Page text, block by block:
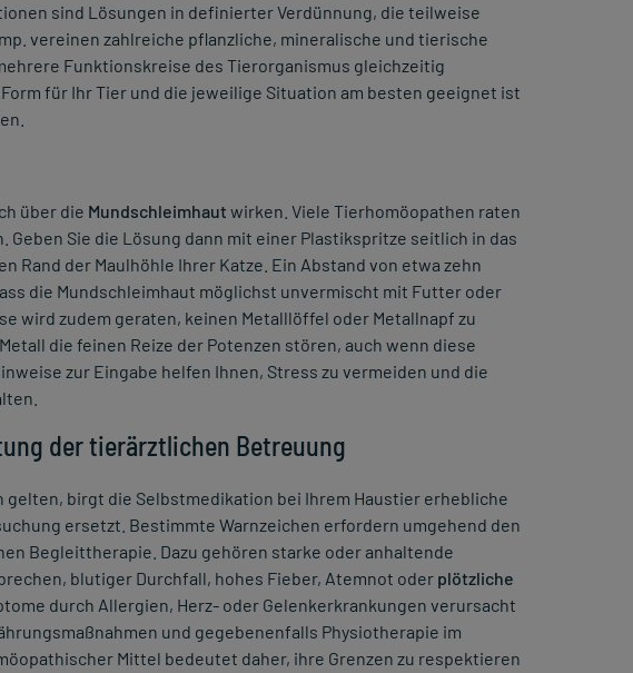
sind Lösungen in definierter Verdünnung, die teilweise
vereinen zahlreiche pflanzliche, mineralische und tierische
Funktionskreise des Tierorganismus gleichzeitig
für Ihr Tier und die jeweilige Situation am besten geeignet ist
über die Mundschleimhaut wirken. Viele Tierhomöopathen raten
Sie die Lösung dann mit einer Plastikspritze seitlich in das
Rand der Maulhöhle Ihrer Katze. Ein Abstand von etwa zehn
die Mundschleimhaut möglichst unvermischt mit Futter oder
wird zudem geraten, keinen Metalllöffel oder Metallnapf zu
die feinen Reize der Potenzen stören, auch wenn diese
zur Eingabe helfen Ihnen, Stress zu vermeiden und die
der tierärztlichen Betreuung
birgt die Selbstmedikation bei Ihrem Haustier erhebliche
ersetzt. Bestimmte Warnzeichen erfordern umgehend den
Begleittherapie. Dazu gehören starke oder anhaltende
blutiger Durchfall, hohes Fieber, Atemnot oder plötzliche
durch Allergien, Herz- oder Gelenkerkrankungen verursacht
und gegebenenfalls Physiotherapie im
Mittel bedeutet daher, ihre Grenzen zu respektieren